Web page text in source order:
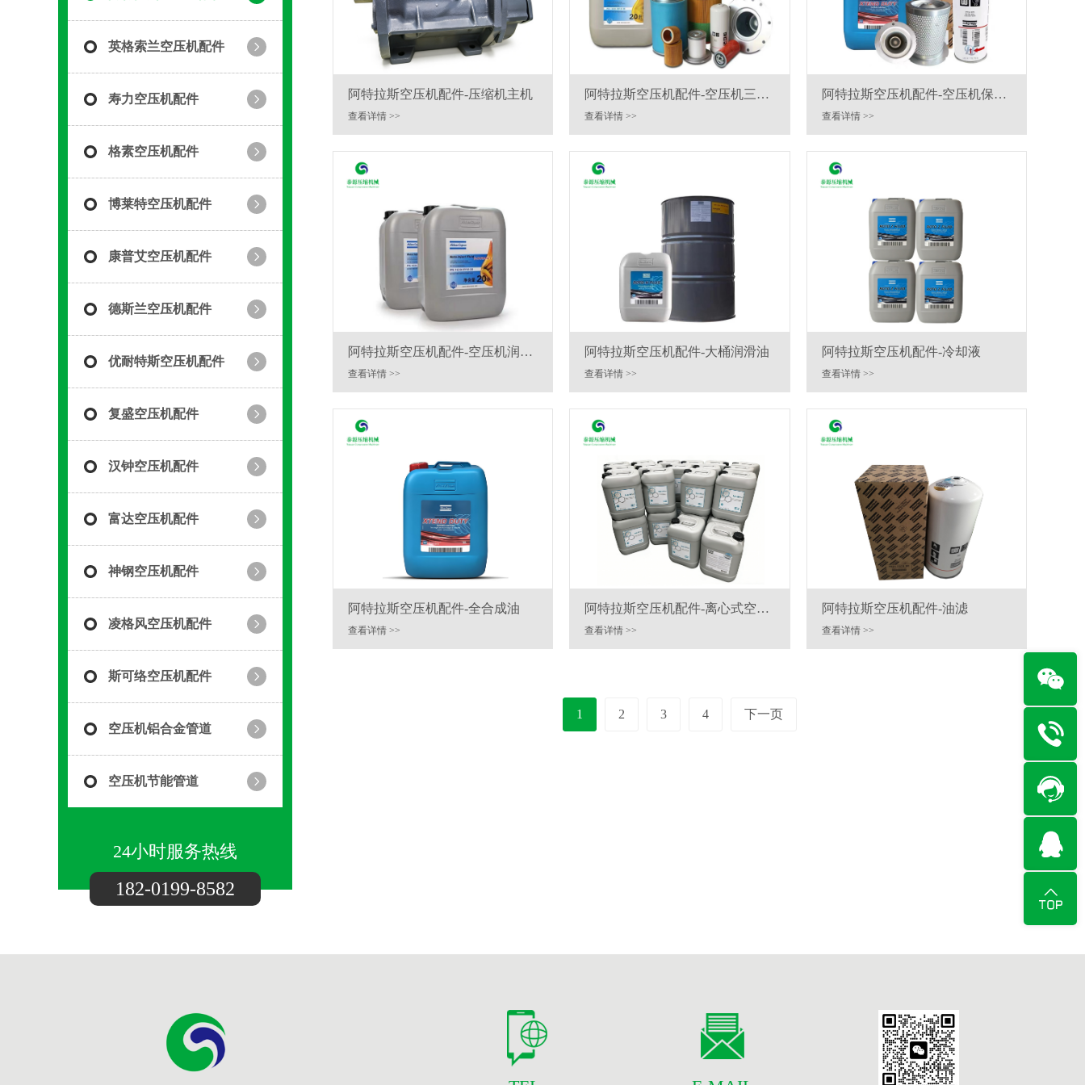
英格索兰空压机配件
寿力空压机配件
格素空压机配件
博莱特空压机配件
康普艾空压机配件
德斯兰空压机配件
优耐特斯空压机配件
复盛空压机配件
汉钟空压机配件
富达空压机配件
神钢空压机配件
凌格风空压机配件
斯可络空压机配件
空压机铝合金管道
空压机节能管道
24小时服务热线
182-0199-8582
阿特拉斯空压机配件-压缩机主机
查看详情 >>
阿特拉斯空压机配件-空压机三滤
保养包
查看详情 >>
阿特拉斯空压机配件-空压机保养
包
查看详情 >>
阿特拉斯空压机配件-空压机润滑
油
查看详情 >>
阿特拉斯空压机配件-大桶润滑油
查看详情 >>
阿特拉斯空压机配件-冷却液
查看详情 >>
阿特拉斯空压机配件-全合成油
查看详情 >>
阿特拉斯空压机配件-离心式空压
机油
查看详情 >>
阿特拉斯空压机配件-油滤
查看详情 >>
1 2 3 4 下一页